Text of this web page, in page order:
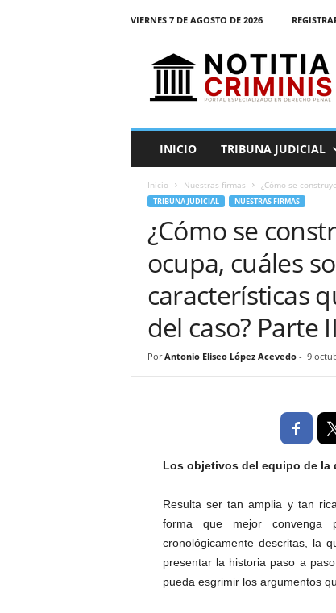
VIERNES 7 DE AGOSTO DE 2026
t
INICIO TRIBUNA JUDICIAL
Inicio Nuestras firmas ¿Cómo se
TRIBUNA JUDICIAL NUESTRAS FIRMAS
¿Cómo se
ocupa, cuáles
características
del caso? Parte II
Por Antonio Eliseo López Acevedo- 9
Los objetivos del equipo de la
Resulta ser tan amplia y tan
forma que mejor convenga
cronológicamente descritas, la
presentar la historia paso a
pueda esgrimir los argumentos